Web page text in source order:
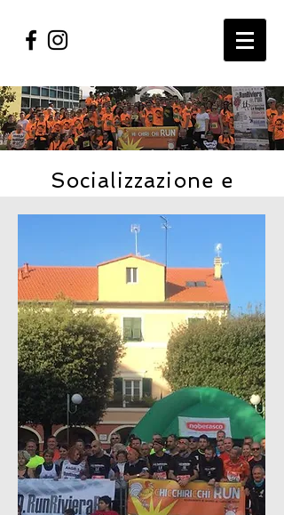
Socializzazione e
Allenamenti di Gruppo, la prima gara
di Walking, tutto tenendo presente un
Progetto che mette lo stare bene con
se stessi e con gli altri al centro del
Mondo RunRivieraRun, dove salute,
sport e sinergie sono priorità.